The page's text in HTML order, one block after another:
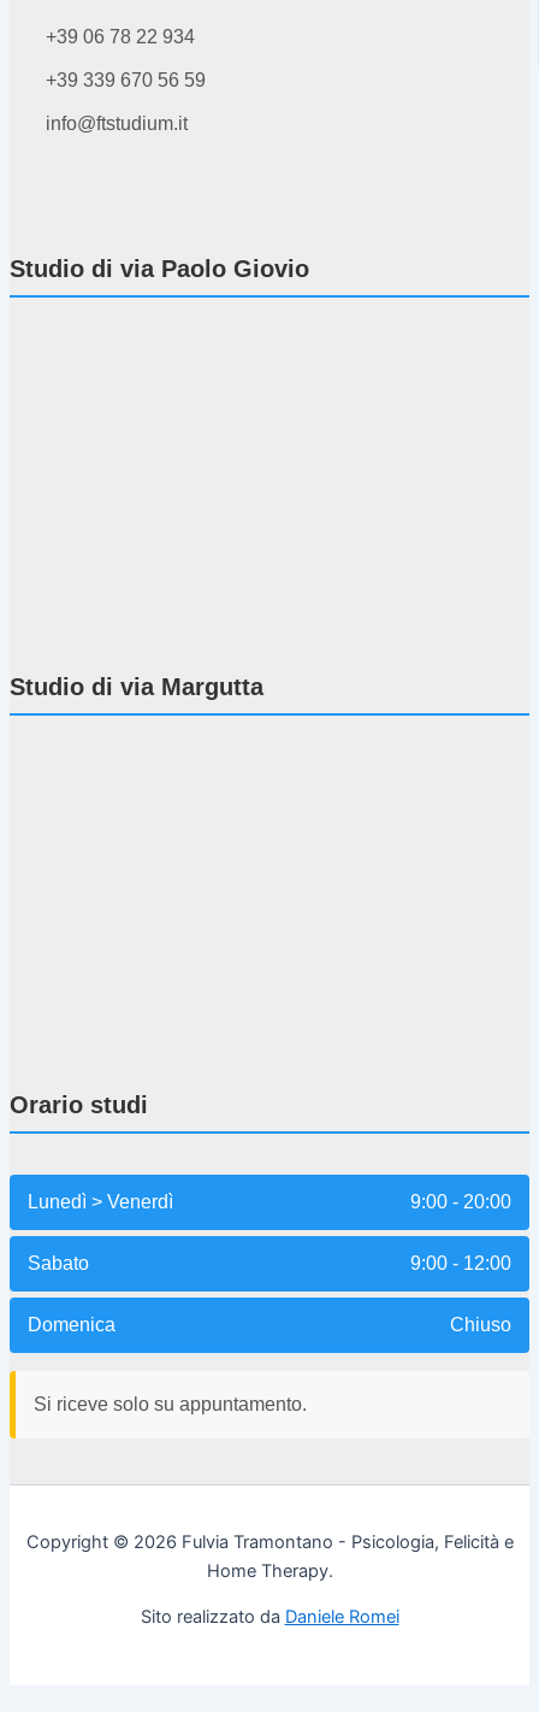
+39 06 78 22 934
+39 339 670 56 59
info@ftstudium.it
Studio di via Paolo Giovio
Studio di via Margutta
Orario studi
Lunedì > Venerdì 9:00 - 20:00
Sabato 9:00 - 12:00
Domenica Chiuso
Si riceve solo su appuntamento.
Copyright © 2026 Fulvia Tramontano - Psicologia, Felicità e
Home Therapy.
Sito realizzato da Daniele Romei